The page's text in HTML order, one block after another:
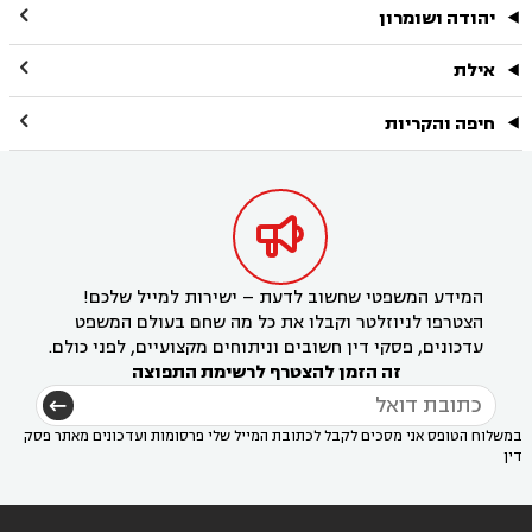
יהודה ושומרון 
אילת 
חיפה והקריות 

המידע המשפטי שחשוב לדעת – ישירות למייל שלכם!
הצטרפו לניוזלטר וקבלו את כל מה שחם בעולם המשפט
עדכונים, פסקי דין חשובים וניתוחים מקצועיים, לפני כולם.
זה הזמן להצטרף לרשימת התפוצה
במשלוח הטופס אני מסכים לקבל לכתובת המייל שלי פרסומות ועדכונים מאתר פסק
דין